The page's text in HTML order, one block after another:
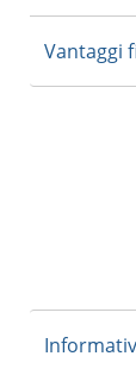
Vantaggi